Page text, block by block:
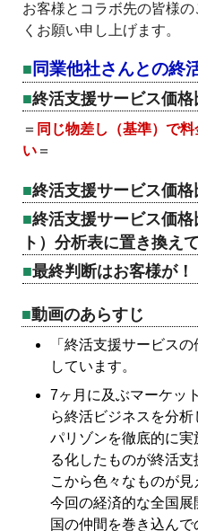
お客様とコラボ先の皆様
くお願い申し上げます。
同業他社さんとの終
終活支援サービス価
＝ 同じ物差し（基準）で
い＝
終活支援サービス価
終活支援サービス価
ト）分析表に置き換え
最終判断はお客様が！
動画のあらすじ
「終活支援サービス
しています。
7ヶ月に及ぶマーケッ
ら終活ビジネスを分
パリゾンを徹底的に実
る化したものが終活
こから色々なものが見
今回の経済的な全国
国の仲間を巻き込んで